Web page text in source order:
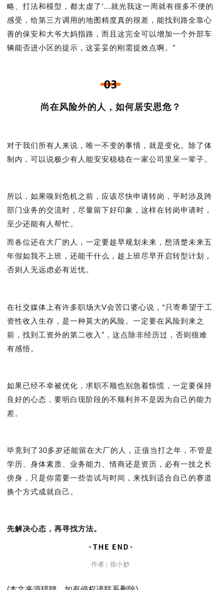
略、打法和模型，都太虚了’...就光我这一周就有很多不便的
感受，给第三方调用的地图精度真的很差，能找到路全靠心
善的保安和大爷大妈指路，而且这完全可以增加一个外部车
辆能否进小区的提示，这妥妥的刚需提效点啊。”
尚在风险外的人，如何居安思危？
对于我们所有人来说，唯一不变的事情，就是变化。除了体
制内，可以说极少有人能安安稳稳在一家公司里呆一辈子。
所以，如果嗅到危机之前，应该尽快申请转岗，平时涉及跨
部门业务的交流时，尽量留下好印象，这样在转岗申请时，
至少还能有人帮忙。
而各位还在大厂的人，一定要趁早规划未来，想清楚未来五
年假如我不上班，还能干什么，趁上班尽早开启转型计划，
否则人无远虑必有近忧。
在社交媒体上有许多职场大V会苦口婆心说，“只寄希望于工
资性收入生存，是一种莫大的风险。一定要在风险到来之
前，找到工资外的第二收入”，这点除非经历过，否则很难
有感悟。
如果已经不幸被优化，求职不顺也别急着惊慌，一定要保持
良好的心态，要明白现阶段的不顺利并不是因为自己的能力
差。
毕竟到了30多岁还能留在大厂的人，正值当打之年，不管是
学历、身体素质、业务能力、情商还是资历，必有一技之长
傍身，只是你需要一些尝试与时间，来找到适合自己的赛道
换个方式成就自己。
先解决心态，再寻找方法。
作者 | 徐小妙